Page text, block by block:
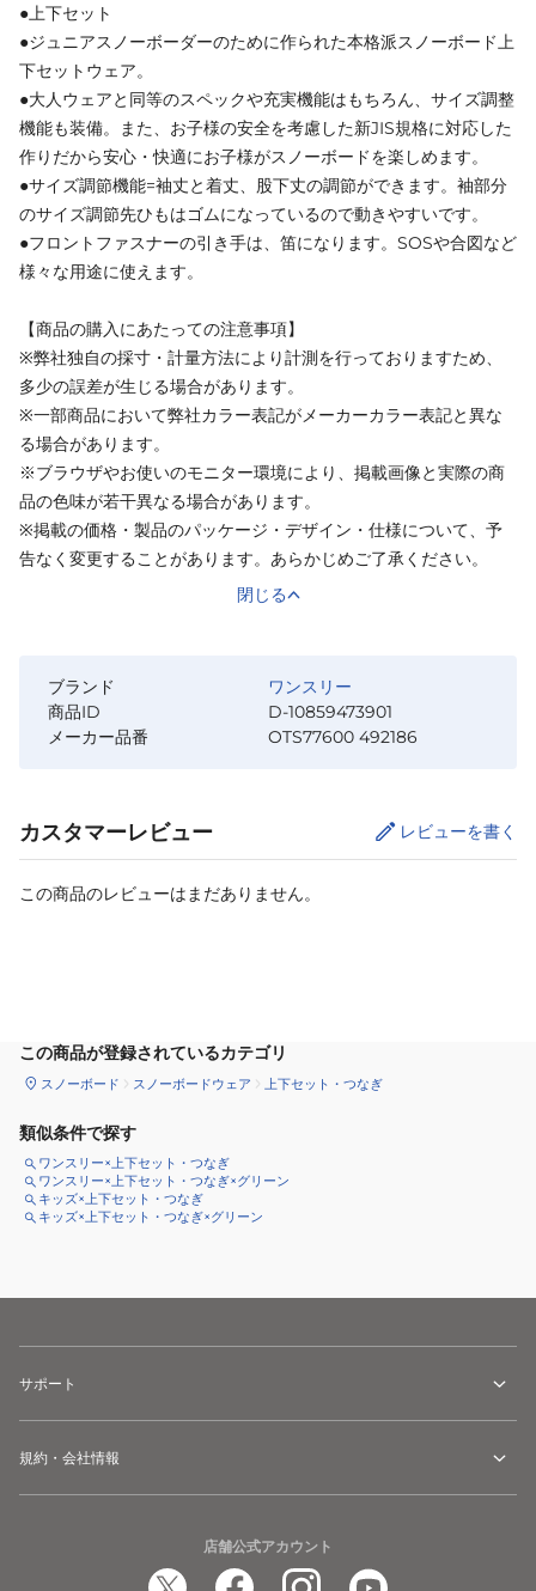
●上下セット
●ジュニアスノーボーダーのために作られた本格派スノーボード上
下セットウェア。
●大人ウェアと同等のスペックや充実機能はもちろん、サイズ調整
機能も装備。また、お子様の安全を考慮した新JIS規格に対応した
作りだから安心・快適にお子様がスノーボードを楽しめます。
●サイズ調節機能=袖丈と着丈、股下丈の調節ができます。袖部分
のサイズ調節先ひもはゴムになっているので動きやすいです。
●フロントファスナーの引き手は、笛になります。SOSや合図など
様々な用途に使えます。
【商品の購入にあたっての注意事項】
※弊社独自の採寸・計量方法により計測を行っておりますため、
多少の誤差が生じる場合があります。
※一部商品において弊社カラー表記がメーカーカラー表記と異な
る場合があります。
※ブラウザやお使いのモニター環境により、掲載画像と実際の商
品の色味が若干異なる場合があります。
※掲載の価格・製品のパッケージ・デザイン・仕様について、予
告なく変更することがあります。あらかじめご了承ください。
閉じる
ブランド
ワンスリー
商品ID
D-10859473901
メーカー品番
OTS77600 492186
カスタマーレビュー レビューを書く
この商品のレビューはまだありません。
この商品が登録されているカテゴリ
スノーボード スノーボードウェア 上下セット・つなぎ
類似条件で探す
ワンスリー×上下セット・つなぎ
ワンスリー×上下セット・つなぎ×グリーン
キッズ×上下セット・つなぎ
キッズ×上下セット・つなぎ×グリーン
サポート
規約・会社情報
店舗公式アカウント